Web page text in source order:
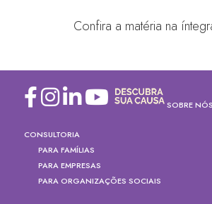
Confira a matéria na
SOBRE NÓS
CONSULTORIA
PARA FAMÍLIAS
PARA EMPRESAS
PARA ORGANIZAÇÕES SOCIAIS